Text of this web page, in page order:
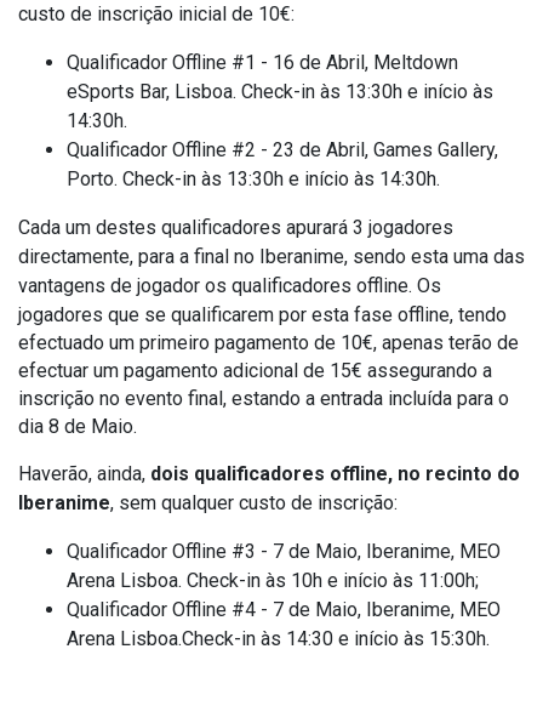
custo de inscrição inicial de 10€:
Qualificador Offline #1 - 16 de Abril, Meltdown
eSports Bar, Lisboa. Check-in às 13:30h e início às
14:30h.
Qualificador Offline #2 - 23 de Abril, Games Gallery,
Porto. Check-in às 13:30h e início às 14:30h.
Cada um destes qualificadores apurará 3 jogadores
directamente, para a final no Iberanime, sendo esta uma das
vantagens de jogador os qualificadores offline. Os
jogadores que se qualificarem por esta fase offline, tendo
efectuado um primeiro pagamento de 10€, apenas terão de
efectuar um pagamento adicional de 15€ assegurando a
inscrição no evento final, estando a entrada incluída para o
dia 8 de Maio.
Haverão, ainda, dois qualificadores offline, no recinto do
Iberanime, sem qualquer custo de inscrição:
Qualificador Offline #3 - 7 de Maio, Iberanime, MEO
Arena Lisboa. Check-in às 10h e início às 11:00h;
Qualificador Offline #4 - 7 de Maio, Iberanime, MEO
Arena Lisboa.Check-in às 14:30 e início às 15:30h.